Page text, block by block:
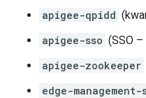
apigee-qpidd
apigee-sso (SSO
apigee-zookeeper
edge-